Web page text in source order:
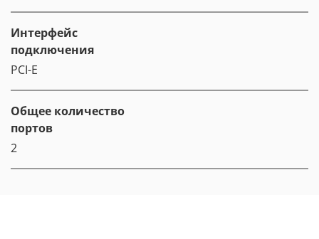
Интерфейс
подключения
PCI-E
Общее количество
портов
2